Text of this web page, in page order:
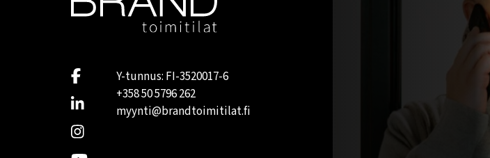
Y-tunnus: FI-3520017-6
+358 50 5796 262
myynti@brandtoimitilat.fi